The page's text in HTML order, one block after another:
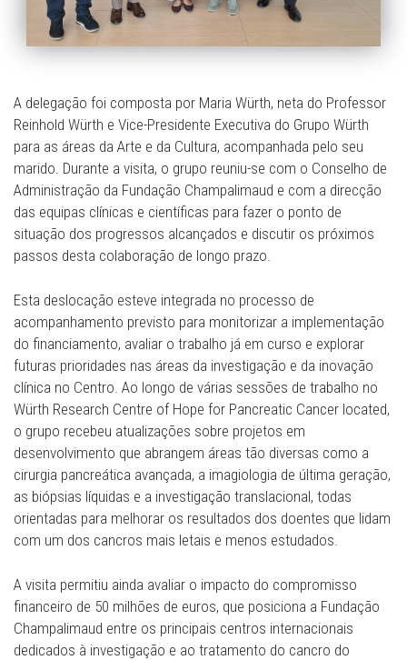
A delegação foi composta por Maria Würth, neta do Professor
Reinhold Würth e Vice-Presidente Executiva do Grupo Würth
para as áreas da Arte e da Cultura, acompanhada pelo seu
marido. Durante a visita, o grupo reuniu-se com o Conselho de
Administração da Fundação Champalimaud e com a direcção
das equipas clínicas e científicas para fazer o ponto de
situação dos progressos alcançados e discutir os próximos
passos desta colaboração de longo prazo.
Esta deslocação esteve integrada no processo de
acompanhamento previsto para monitorizar a implementação
do financiamento, avaliar o trabalho já em curso e explorar
futuras prioridades nas áreas da investigação e da inovação
clínica no Centro. Ao longo de várias sessões de trabalho no
Würth Research Centre of Hope for Pancreatic Cancer located,
o grupo recebeu atualizações sobre projetos em
desenvolvimento que abrangem áreas tão diversas como a
cirurgia pancreática avançada, a imagiologia de última geração,
as biópsias líquidas e a investigação translacional, todas
orientadas para melhorar os resultados dos doentes que lidam
com um dos cancros mais letais e menos estudados.
A visita permitiu ainda avaliar o impacto do compromisso
financeiro de 50 milhões de euros, que posiciona a Fundação
Champalimaud entre os principais centros internacionais
dedicados à investigação e ao tratamento do cancro do